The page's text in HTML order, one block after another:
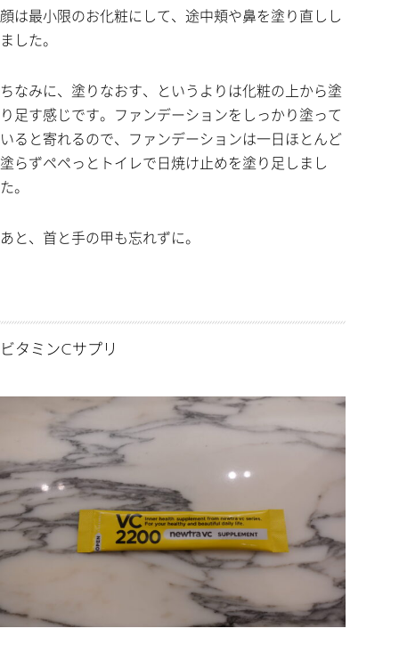
顔は最小限のお化粧にして、途中頬や鼻を塗り直しし
ました。
ちなみに、塗りなおす、というよりは化粧の上から塗
り足す感じです。ファンデーションをしっかり塗って
いると寄れるので、ファンデーションは一日ほとんど
塗らずペペっとトイレで日焼け止めを塗り足しまし
た。
あと、首と手の甲も忘れずに。
ビタミンCサプリ